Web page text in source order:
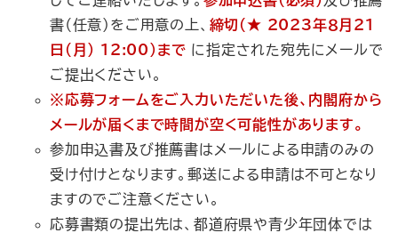
書（任意）をご用意の上、 締切（★ 2023年８月21
日（月） 12:00）まで に指定された宛先にメールで
ご提出ください。
※応募フォームをご入力いただいた後、内閣府から
メールが届くまで時間が空く可能性があります。
参加申込書及び推薦書はメールによる申請のみの
受け付けとなります。郵送による申請は不可となり
ますのでご注意ください。
応募書類の提出先は、都道府県や青少年団体では